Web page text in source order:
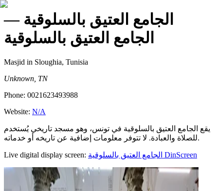
الجامع العتيق بالسلوقية —
الجامع العتيق بالسلوقية
Masjid in Sloughia, Tunisia
Unknown, TN
Phone: 0021623493988
Website: N/A
يقع الجامع العتيق بالسلوقية في تونس، وهو مسجد تاريخي يُستخدم
للصلاة والعبادة. لا تتوفر معلومات إضافية عن تاريخه أو خدماته.
Live digital display screen: الجامع العتيق بالسلوقية DinScreen